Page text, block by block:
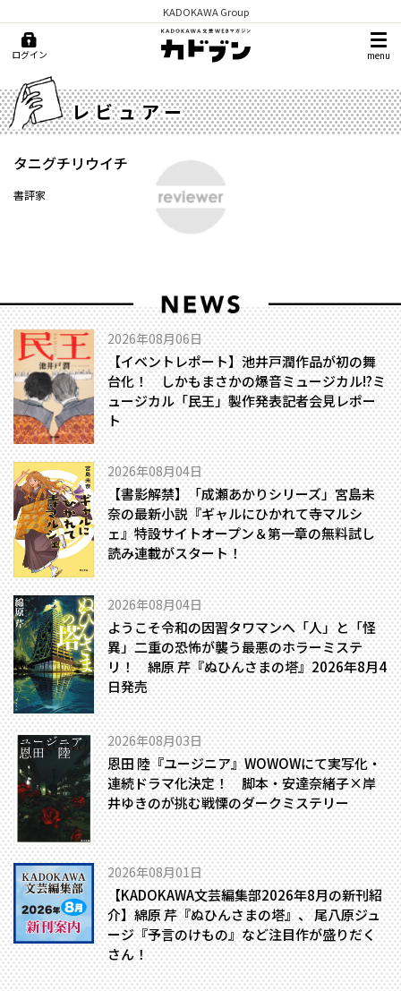
KADOKAWA Group
ログイン menu
レビュアー
タニグチリウイチ
書評家
2026年08月06日
【イベントレポート】池井戸潤作品が初の舞
台化！ しかもまさかの爆音ミュージカル!?――ミ
ュージカル「民王」製作発表記者会見レポー
ト
2026年08月04日
【書影解禁】「成瀬あかりシリーズ」宮島未
奈の最新小説『ギャルにひかれて寺マルシ
ェ』特設サイトオープン＆第一章の無料試し
読み連載がスタート！
2026年08月04日
ようこそ令和の因習タワマンへ――「人」と「怪
異」二重の恐怖が襲う最悪のホラーミステ
リ！ 綿原 芹『ぬひんさまの塔』2026年8月4
日発売
2026年08月03日
恩田 陸『ユージニア』WOWOWにて実写化・
連続ドラマ化決定！ 脚本・安達奈緒子×岸
井ゆきのが挑む戦慄のダークミステリー
2026年08月01日
【KADOKAWA文芸編集部2026年8月の新刊紹
介】綿原 芹『ぬひんさまの塔』、 尾八原ジュ
ージ『予言のけもの』など注目作が盛りだく
さん！